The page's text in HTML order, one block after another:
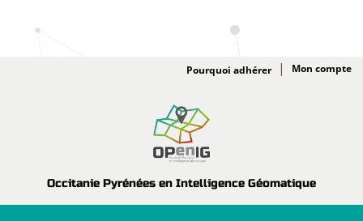
Occitanie Pyrénées en Intelligence Géomatique
Adhésion
Pourquoi adhérer